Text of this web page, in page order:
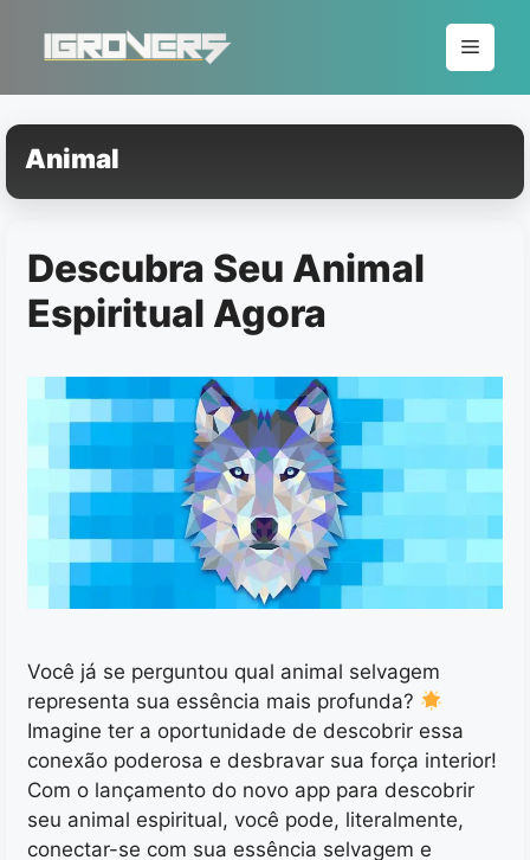
conteúdo
Menu
Animal
Descubra Seu Animal
Espiritual Agora
Você já se perguntou qual animal selvagem
representa sua essência mais profunda?
Imagine ter a oportunidade de descobrir essa
conexão poderosa e desbravar sua força interior!
Com o lançamento do novo app para descobrir
seu animal espiritual, você pode, literalmente,
conectar-se com sua essência selvagem e